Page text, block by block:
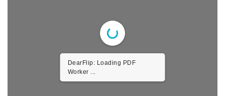
DearFlip: Loading PDF
Worker ...